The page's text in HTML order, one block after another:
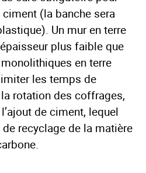
(la banche sera
Un mur en terre
plus faible que
en terre
les temps de
rotation des coffrages,
de ciment, lequel
recyclage de la matière